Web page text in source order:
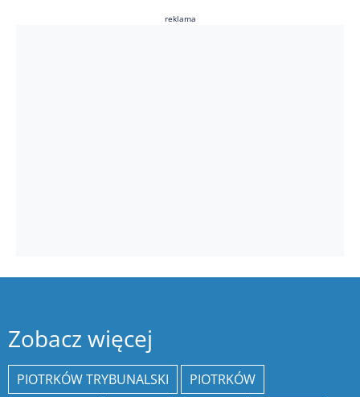
reklama
Zobacz więcej
PIOTRKÓW TRYBUNALSKI
PIOTRKÓW